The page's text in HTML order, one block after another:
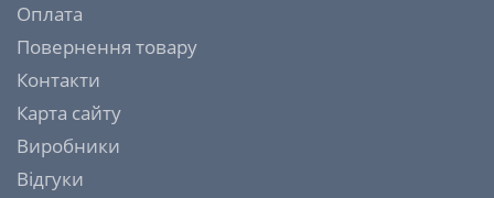
Оплата
Повернення товару
Контакти
Карта сайту
Виробники
Відгуки